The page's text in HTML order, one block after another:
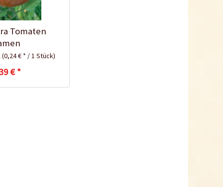
Tomaten
(0,24 € * / 1 Stück)
€ *